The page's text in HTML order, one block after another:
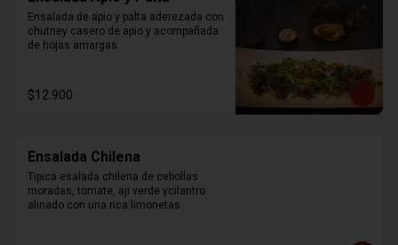
Ensalada de apio y palta aderezada con
chutney casero de apio y acompañada
de hojas amargas.
$12.900
Ensalada Chilena
Tipica esalada chilena de cebollas
moradas, tomate, aji verde ycilantro
alinado con una rica limonetas